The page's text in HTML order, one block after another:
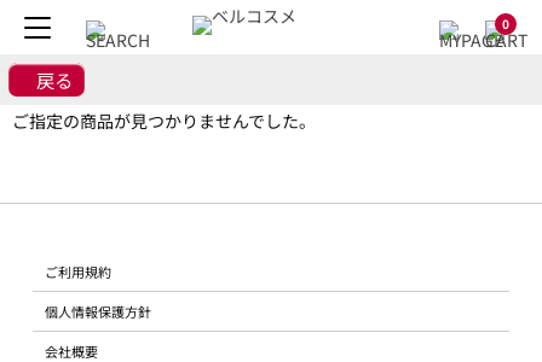
0
戻る
ご指定の商品が見つかりませんでした。
ご利用規約
個人情報保護方針
会社概要